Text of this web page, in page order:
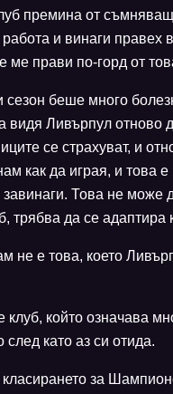
премина от
и винаги правех
ме прави по-горд от
сезон беше много
Ливърпул отново
се страхуват, и
как да играя, и това
завинаги. Това не може
трябва да се адаптира
не е това, което
който означава
като аз си отида.
класирането за